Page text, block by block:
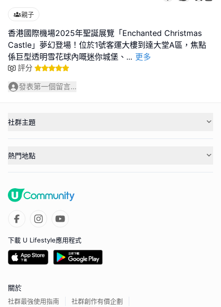
親子
香港國際機場2025年聖誕展覽「Enchanted Christmas
Castle」夢幻登場！位於1號客運大樓到達大堂A區，焦點
係巨型透明雪花球內嘅迷你城堡、 ... 更多
評分
發表第一個留言...
社群主題
熱門地點
下載 U Lifestyle應用程式
關於
社群最強使用指南 社群創作有價企劃